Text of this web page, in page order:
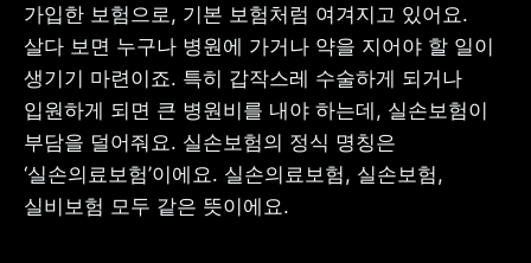
가입한 보험으로, 기본 보험처럼 여겨지고 있어요.
살다 보면 누구나 병원에 가거나 약을 지어야 할 일이
생기기 마련이죠. 특히 갑작스레 수술하게 되거나
입원하게 되면 큰 병원비를 내야 하는데, 실손보험이
부담을 덜어줘요. 실손보험의 정식 명칭은
‘실손의료보험’이에요. 실손의료보험, 실손보험,
실비보험 모두 같은 뜻이에요.